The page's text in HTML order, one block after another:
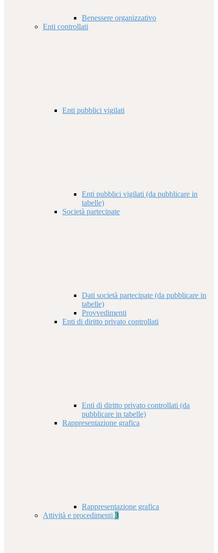
Benessere organizzativo
Enti controllati
Enti pubblici vigilati
Enti pubblici vigilati (da pubblicare in
tabelle)
Società partecipate
Dati società partecipate (da pubblicare in
tabelle)
Provvedimenti
Enti di diritto privato controllati
Enti di diritto privato controllati (da
pubblicare in tabelle)
Rappresentazione grafica
Rappresentazione grafica
Attività e procedimenti 3